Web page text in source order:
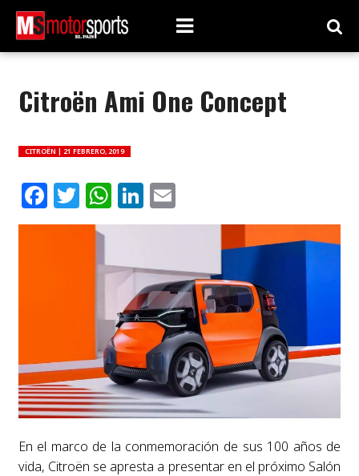
Citroën Ami One Concept
CITROËN | 21 FEBRERO, 2019
Facebook
Twitter
WhatsApp
LinkedIn
Email
En el marco de la conmemoración de sus 100 años de
vida, Citroën se apresta a presentar en el próximo Salón